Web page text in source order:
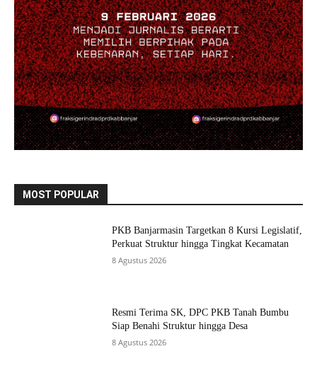
MOST POPULAR
PKB Banjarmasin Targetkan 8 Kursi Legislatif,
Perkuat Struktur hingga Tingkat Kecamatan
8 Agustus 2026
Resmi Terima SK, DPC PKB Tanah Bumbu
Siap Benahi Struktur hingga Desa
8 Agustus 2026